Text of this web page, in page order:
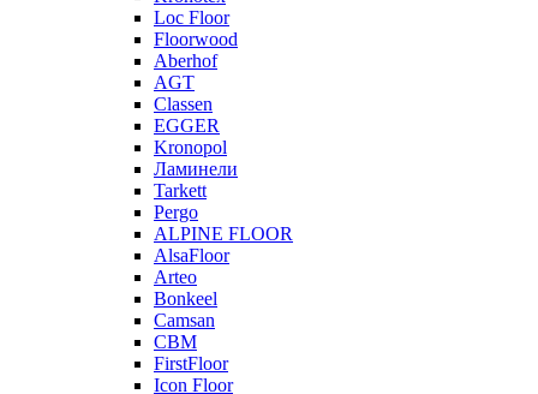
Loc Floor
Floorwood
Aberhof
AGT
Classen
EGGER
Kronopol
Ламинели
Tarkett
Pergo
ALPINE FLOOR
AlsaFloor
Arteo
Bonkeel
Camsan
CBM
FirstFloor
Icon Floor